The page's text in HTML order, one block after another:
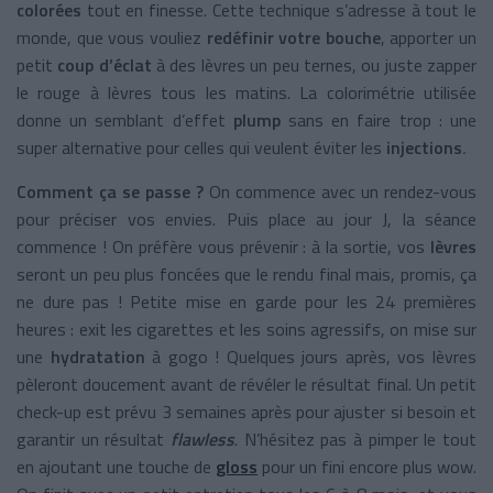
colorées tout en finesse. Cette technique s’adresse à tout le
monde, que vous vouliez redéfinir votre bouche, apporter un
petit coup d’éclat à des lèvres un peu ternes, ou juste zapper
le rouge à lèvres tous les matins. La colorimétrie utilisée
donne un semblant d’effet plump sans en faire trop : une
super alternative pour celles qui veulent éviter les injections.
Comment ça se passe ? On commence avec un rendez-vous
pour préciser vos envies. Puis place au jour J, la séance
commence ! On préfère vous prévenir : à la sortie, vos lèvres
seront un peu plus foncées que le rendu final mais, promis, ça
ne dure pas ! Petite mise en garde pour les 24 premières
heures : exit les cigarettes et les soins agressifs, on mise sur
une hydratation à gogo ! Quelques jours après, vos lèvres
pèleront doucement avant de révéler le résultat final. Un petit
check-up est prévu 3 semaines après pour ajuster si besoin et
garantir un résultat flawless. N’hésitez pas à pimper le tout
en ajoutant une touche de gloss pour un fini encore plus wow.